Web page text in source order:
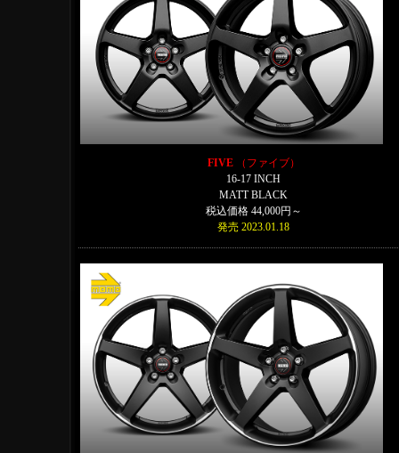
FIVE（ファイブ）
16-17 INCH
MATT BLACK
税込価格 44,000円～
発売 2023.01.18